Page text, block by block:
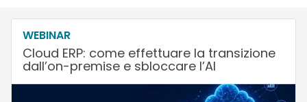
WEBINAR
Cloud ERP: come effettuare la transizione
dall’on-premise e sbloccare l’AI